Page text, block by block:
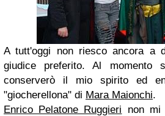
A tutt'oggi non riesco ancora a
giudice preferito. Al momento
conserverò il mio spirito ed
"giocherellona" di Mara Maionchi.
Enrico Pelatone Ruggieri non mi